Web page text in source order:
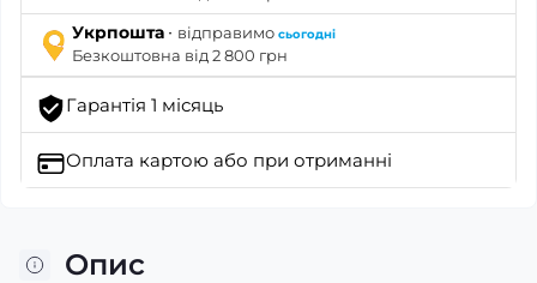
Укрпошта · відправимо сьогодні
Безкоштовна від 2 800 грн
Гарантія 1 місяць
Оплата картою або при отриманні
Опис